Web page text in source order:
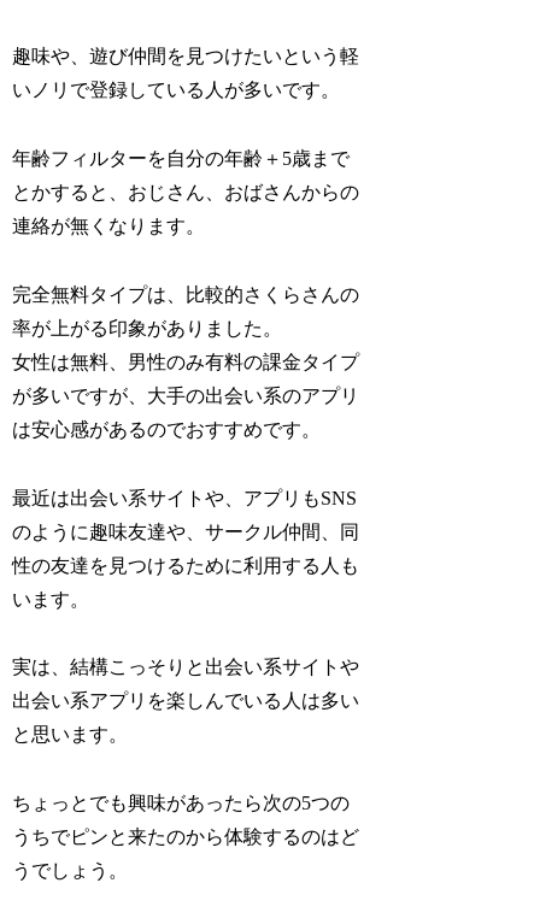
趣味や、遊び仲間を見つけたいという軽
いノリで登録している人が多いです。
年齢フィルターを自分の年齢＋5歳まで
とかすると、おじさん、おばさんからの
連絡が無くなります。
完全無料タイプは、比較的さくらさんの
率が上がる印象がありました。
女性は無料、男性のみ有料の課金タイプ
が多いですが、大手の出会い系のアプリ
は安心感があるのでおすすめです。
最近は出会い系サイトや、アプリもSNS
のように趣味友達や、サークル仲間、同
性の友達を見つけるために利用する人も
います。
実は、結構こっそりと出会い系サイトや
出会い系アプリを楽しんでいる人は多い
と思います。
ちょっとでも興味があったら次の5つの
うちでピンと来たのから体験するのはど
うでしょう。